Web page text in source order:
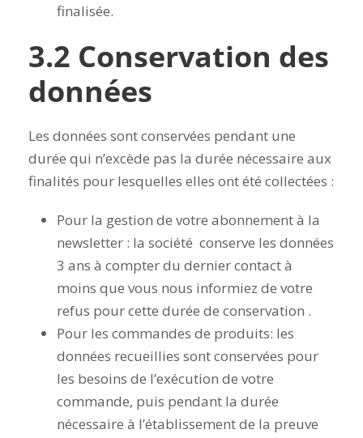
finalisée.
3.2 Conservation des
données
Les données sont conservées pendant une
durée qui n’excède pas la durée nécessaire aux
finalités pour lesquelles elles ont été collectées :
Pour la gestion de votre abonnement à la
newsletter : la société conserve les données
3 ans à compter du dernier contact à
moins que vous nous informiez de votre
refus pour cette durée de conservation .
Pour les commandes de produits: les
données recueillies sont conservées pour
les besoins de l’exécution de votre
commande, puis pendant la durée
nécessaire à l’établissement de la preuve